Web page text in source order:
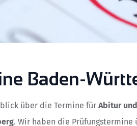
Baden-
über die Termine für Abitur
. Wir haben die